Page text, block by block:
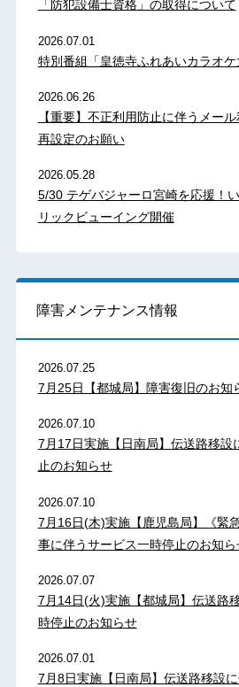
「防犯設備士資格」の取得について
2026.07.01
特別番組「皇徳寺ふれあいカラオケ
2026.06.26
【重要】不正利用防止に伴うメー
再設定のお願い
2026.05.28
5/30 テゲバジャーロ宮崎を応援！
リックビューイング開催
障害メンテナンス情報
2026.07.25
7月25日【都城局】障害復旧のお知
2026.07.10
7月17日実施【日南局】伝送路移設
止のお知らせ
2026.07.10
7月16日(木)実施【鹿児島局】《緊
事に伴うサービス一時停止のお知ら
2026.07.07
7月14日(火)実施【都城局】伝送路
時停止のお知らせ
2026.07.01
7月8日実施【日南局】伝送路移設